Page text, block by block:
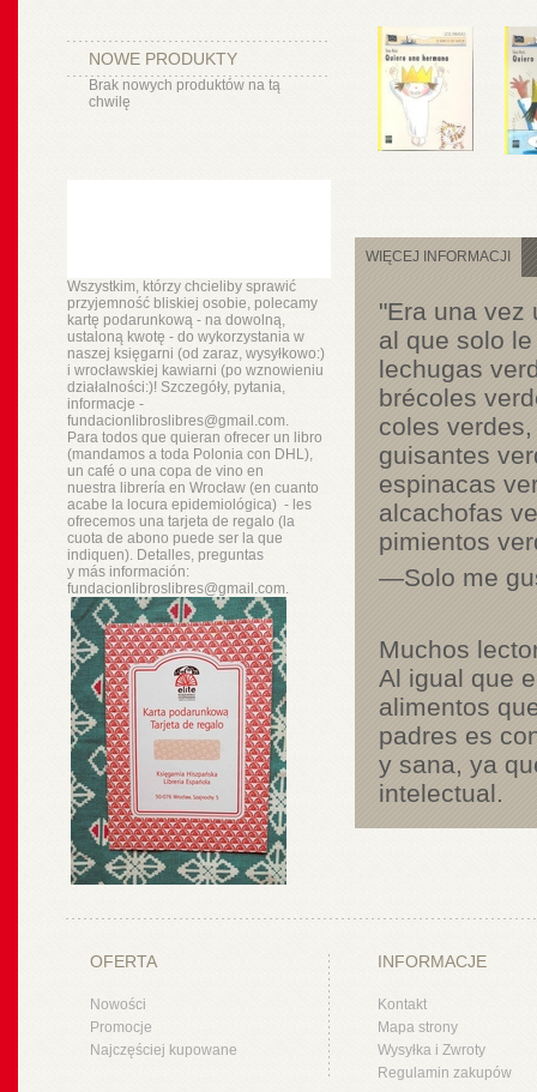
NOWE PRODUKTY
Brak nowych produktów na tą
chwilę
Wszystkim, którzy chcieliby sprawić
przyjemność bliskiej osobie, polecamy
kartę podarunkową - na dowolną,
ustaloną kwotę - do wykorzystania w
naszej księgarni (od zaraz, wysyłkowo:)
i wrocławskiej kawiarni (po wznowieniu
działalności:)! Szczegóły, pytania,
informacje -
fundacionlibroslibres@gmail.com.
Para todos que quieran ofrecer un libro
(mandamos a toda Polonia con DHL),
un café o una copa de vino en
nuestra libreríaen Wrocław (en cuanto
acabe la locura epidemiológica) - les
ofrecemos una tarjeta de regalo (la
cuota de abono puede ser la que
indiquen). Detalles, preguntas
y másinformación:
fundacionlibroslibres@gmail.com.
WIĘCEJ INFORMACJI
"Era una vez
al que solo
lechugas
brécoles
coles verdes,
guisantes
espinacas
alcachofas
pimientos
—Solo me
Muchos
Al igual que
alimentos
padres es
y sana, ya
intelectual.
OFERTA
Nowości
Promocje
Najczęściej kupowane
INFORMACJE
Kontakt
Mapa strony
Wysyłka i Zwroty
Regulamin zakupów